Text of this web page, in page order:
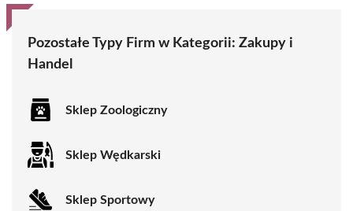
Pozostałe Typy Firm w Kategorii: Zakupy i
Handel
Sklep Zoologiczny
Sklep Wędkarski
Sklep Sportowy